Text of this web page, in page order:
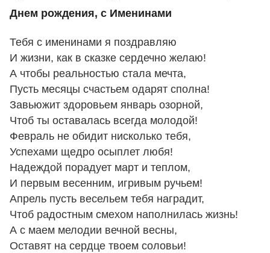
Днем рождения, с Именинами
Тебя с именинами я поздравляю
И жизни, как в сказке сердечно желаю!
А чтобы реальностью стала мечта,
Пусть месяцы счастьем одарят сполна!
Завьюжит здоровьем январь озорной,
Чтоб ты оставалась всегда молодой!
Февраль не обидит нисколько тебя,
Успехами щедро осыплет любя!
Надеждой порадует март и теплом,
И первым весенним, игривым ручьем!
Апрель пусть весельем тебя наградит,
Чтоб радостным смехом наполнилась жизнь!
А с маем мелодии вечной весны,
Оставят на сердце твоем соловьи!